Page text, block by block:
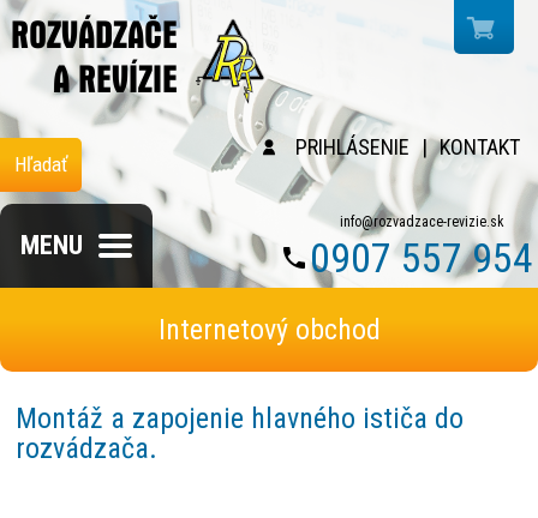
PRIHLÁSENIE | KONTAKT
Hľadať
info@rozvadzace-revizie.sk
0907 557 954
Internetový obchod
MENU
Montáž a zapojenie hlavného ističa do
rozvádzača.